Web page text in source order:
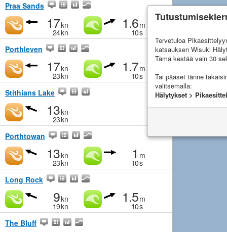
Praa Sands
17kn
24kn
1.6m
10s
Porthleven
17kn
23kn
1.7m
10s
Stithians Lake
13kn
23kn
Porthtowan
13kn
23kn
1 m
10s
Long Rock
9kn
19kn
1.5m
10s
The Bluff
Tervetuloa
katsauksen Wisuki
Tämä kestää vain 30
Tai pääset tänne
valitsemalla:
Hälytykset >